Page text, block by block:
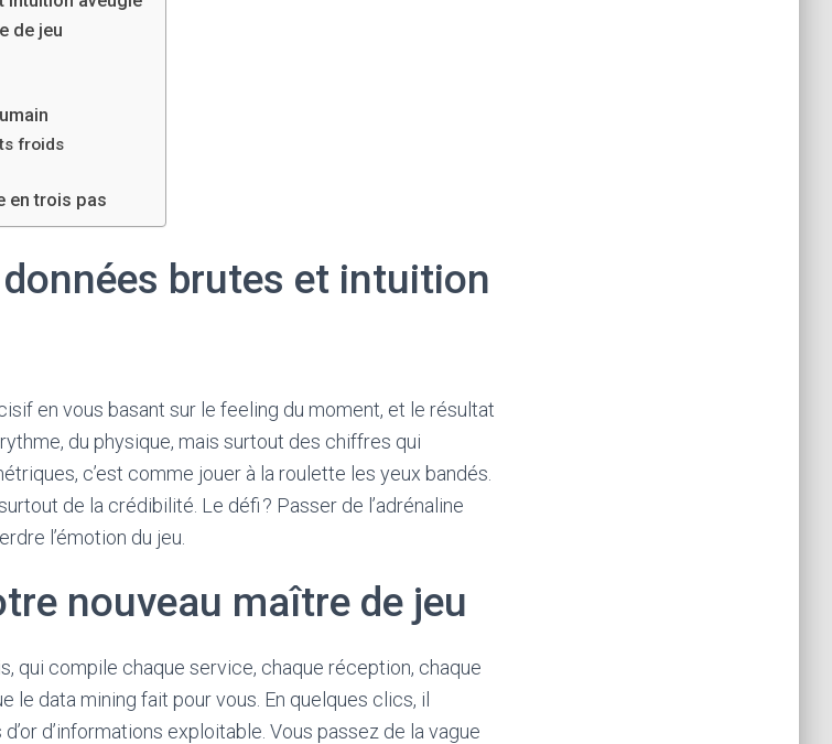
de jeu
froids
en trois pas
brutes et intuition
en vous basant sur le feeling du moment, et le résultat
du physique, mais surtout des chiffres qui
c’est comme jouer à la roulette les yeux bandés.
de la crédibilité. Le défi ? Passer de l’adrénaline
l’émotion du jeu.
nouveau maître de jeu
qui compile chaque service, chaque réception, chaque
le data mining fait pour vous. En quelques clics, il
d’informations exploitable. Vous passez de la vague